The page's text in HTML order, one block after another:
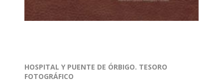
HOSPITAL Y PUENTE DE ÓRBIGO. TESORO
FOTOGRÁFICO